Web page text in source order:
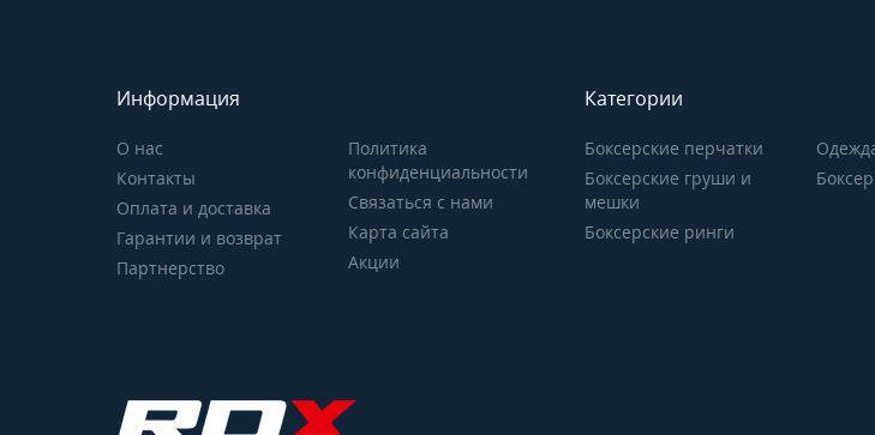
Информация
О нас
Контакты
Оплата и доставка
Гарантии и возврат
Партнерство
Политика
конфиденциальности
Связаться с нами
Карта сайта
Акции
Категории
Боксерские перчатки
Боксерские груши и
мешки
Боксерские ринги